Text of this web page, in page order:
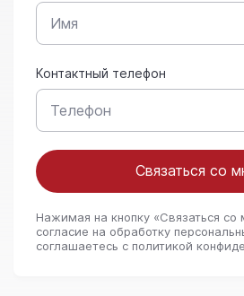
Контактный телефон
Связаться со
Нажимая на кнопку «Связаться
согласие на обработку
соглашаетесь c политикой